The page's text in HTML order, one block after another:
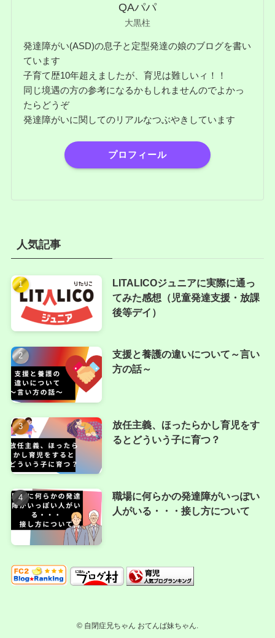
QAパパ
大黒柱
発達障がい(ASD)の息子と定型発達の娘のブログを書い
ています
子育て歴10年超えましたが、育児は難しいィ！！
同じ境遇の方の参考になるかもしれませんのでよかっ
たらどうぞ
発達障がいに関してのリアルなつぶやきしています
プロフィール
人気記事
LITALICOジュニアに実際に通っ
てみた感想（児童発達支援・放課
後等デイ）
支援と養護の違いについて～言い
方の話～
放任主義、ほったらかし育児をす
るとどういう子に育つ？
職場に何らかの発達障がいっぽい
人がいる・・・接し方について
© 自閉症兄ちゃん おてんば妹ちゃん.